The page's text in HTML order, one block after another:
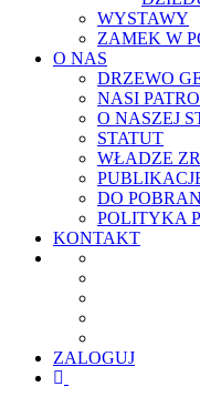
WYSTAWY
ZAMEK W
O NAS
DRZEWO
NASI
O NASZEJ
STATUT
WŁADZE
DO
POLITYKA
KONTAKT
ZALOGUJ
facebook